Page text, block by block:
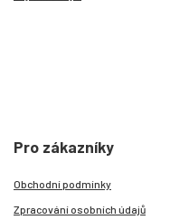
Pro zákazníky
Obchodní podmínky
Zpracování osobních údajů